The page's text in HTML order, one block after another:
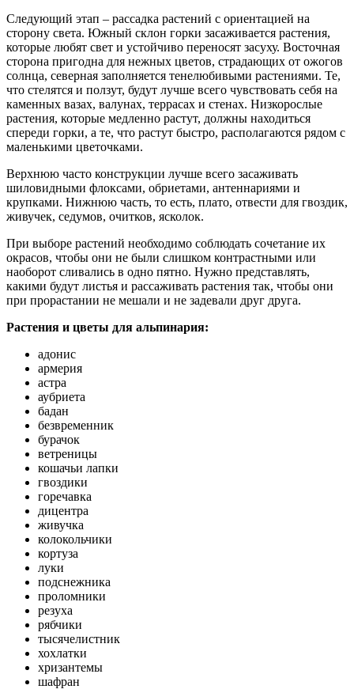
Следующий этап – рассадка растений с ориентацией на
сторону света. Южный склон горки засаживается растения,
которые любят свет и устойчиво переносят засуху. Восточная
сторона пригодна для нежных цветов, страдающих от ожогов
солнца, северная заполняется тенелюбивыми растениями. Те,
что стелятся и ползут, будут лучше всего чувствовать себя на
каменных вазах, валунах, террасах и стенах. Низкорослые
растения, которые медленно растут, должны находиться
спереди горки, а те, что растут быстро, располагаются рядом с
маленькими цветочками.
Верхнюю часто конструкции лучше всего засаживать
шиловидными флоксами, обриетами, антеннариями и
крупками. Нижнюю часть, то есть, плато, отвести для гвоздик,
живучек, седумов, очитков, ясколок.
При выборе растений необходимо соблюдать сочетание их
окрасов, чтобы они не были слишком контрастными или
наоборот сливались в одно пятно. Нужно представлять,
какими будут листья и рассаживать растения так, чтобы они
при прорастании не мешали и не задевали друг друга.
Растения и цветы для альпинария:
адонис
армерия
астра
аубриета
бадан
безвременник
бурачок
ветреницы
кошачьи лапки
гвоздики
горечавка
дицентра
живучка
колокольчики
кортуза
луки
подснежника
проломники
резуха
рябчики
тысячелистник
хохлатки
хризантемы
шафран